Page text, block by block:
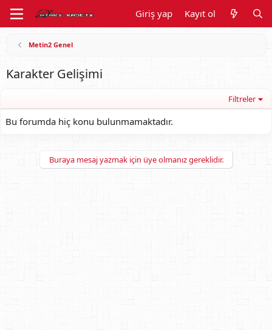
Giriş yap Kayıt ol
Metin2 Genel
Karakter Gelişimi
Filtreler
Bu forumda hiç konu bulunmamaktadır.
Buraya mesaj yazmak için üye olmanız gereklidir.